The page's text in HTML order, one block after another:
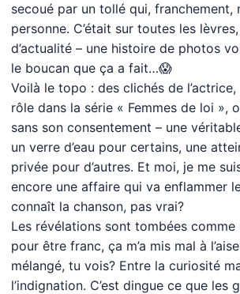
secoué par un tollé qui, franchement,
personne. C’était sur toutes les
d’actualité – une histoire de photos
le boucan que ça a fait…😱
Voilà le topo : des clichés de
rôle dans la série « Femmes de loi »,
sans son consentement – une
un verre d’eau pour certains, une
privée pour d’autres. Et moi, je me
encore une affaire qui va enflammer
connaît la chanson, pas vrai?
Les révélations sont tombées
pour être franc, ça m’a mis mal à
mélangé, tu vois? Entre la curiosité
l’indignation. C’est dingue ce que les